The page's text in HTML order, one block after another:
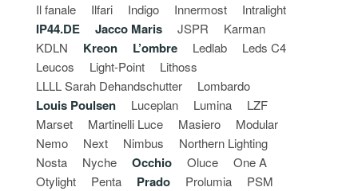
Il fanale
Ilfari Indigo Innermost Intralight
IP44.DE Jacco Maris JSPR
Karman
KDLN
Kreon L’ombre Ledlab
Leds C4
Leucos
Light-Point
Lithoss
LLLL Sarah Dehandschutter
Lombardo
Louis Poulsen Luceplan Lumina
LZF
Marset
Martinelli Luce Masiero
Modular
Nemo
Next Nimbus
Northern Lighting
Nosta
Nyche Occhio Oluce
One A
Otylight
Penta Prado Prolumia
PSM